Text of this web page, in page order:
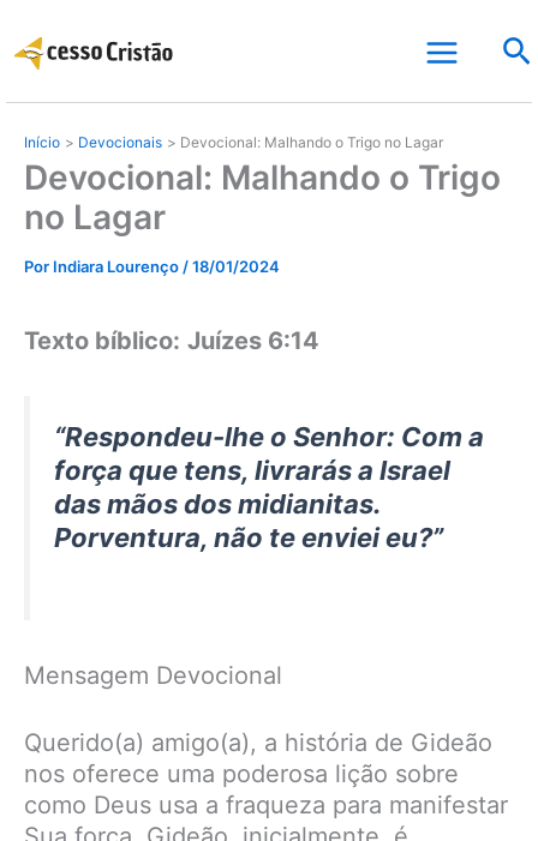
para
conteúdo
Início Devocionais Devocional: Malhando o Trigo no Lagar
Devocional: Malhando o Trigo
no Lagar
Por Indiara Lourenço /18/01/2024
Texto bíblico: Juízes 6:14
“Respondeu-lhe o Senhor: Com a
força que tens, livrarás a Israel
das mãos dos midianitas.
Porventura, não te enviei eu?”
Mensagem Devocional
Querido(a) amigo(a), a história de Gideão
nos oferece uma poderosa lição sobre
como Deus usa a fraqueza para manifestar